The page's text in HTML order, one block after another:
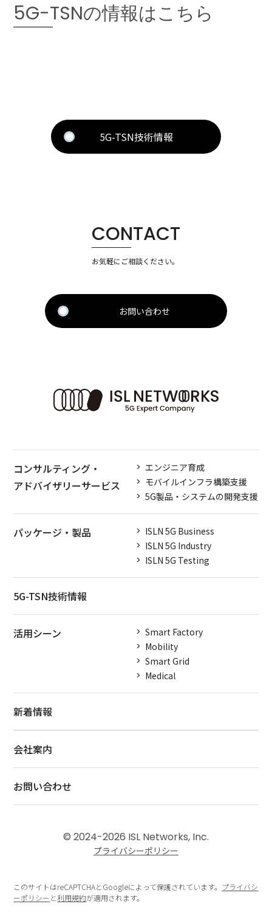
5G-TSNの情報はこちら
5G-TSN技術情報
CONTACT
お気軽にご相談ください。
お問い合わせ
コンサルティング・
アドバイザリーサービス
エンジニア育成
モバイルインフラ構築支援
5G製品・システムの開発支援
パッケージ・製品
ISLN 5G Business
ISLN 5G Industry
ISLN 5G Testing
5G-TSN技術情報
活用シーン
Smart Factory
Mobility
Smart Grid
Medical
新着情報
会社案内
お問い合わせ
© 2024-2026 ISL Networks, Inc.
プライバシーポリシー
このサイトはreCAPTCHAとGoogleによって保護されています。 プライバシ
ーポリシーと利用規約が適用されます。